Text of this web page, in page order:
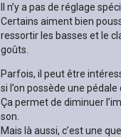
Il n’y a pas de réglage
Certains aiment bien
ressortir les basses et le
goûts.
Parfois, il peut être
si l’on possède une
Ça permet de diminuer
son.
Mais là aussi, c’est une